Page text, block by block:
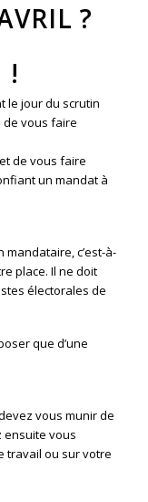
?
!
le jour du scrutin
de vous faire
de vous faire
un mandat à
mandataire, c’est-à-
place. Il ne doit
électorales de
que d’une
vous munir de
ensuite vous
travail ou sur votre